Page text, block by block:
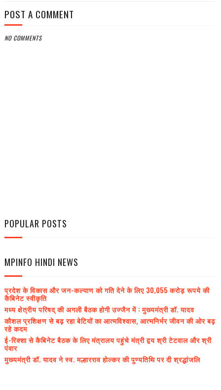
POST A COMMENT
NO COMMENTS
POPULAR POSTS
MPINFO HINDI NEWS
प्रदेश के विकास और जन-कल्याण को गति देने के लिए 30,055 करोड़ रूपये की
कैबिनेट स्वीकृति
मध्य क्षेत्रीय परिषद् की अगली बैठक होगी उज्जैन में : मुख्यमंत्री डॉ. यादव
कौशल प्रशिक्षण से बढ़ रहा बेटियों का आत्मविश्वास, आत्मनिर्भर जीवन की ओर बढ़
रहे कदम
ई-रिक्शा से कैबिनेट बैठक के लिए मंत्रालय पहुंचे मंत्री द्वय श्री टेटवाल और श्री
पंवार
मुख्यमंत्री डॉ. यादव ने स्व. मल्हारराव होल्कर की पुण्यतिथि पर दी श्रद्धांजलि